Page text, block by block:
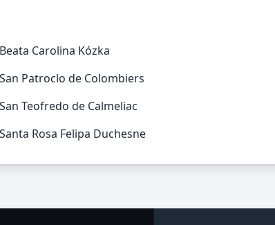
Beata Carolina Kózka
San Patroclo de Colombiers
San Teofredo de Calmeliac
Santa Rosa Felipa Duchesne